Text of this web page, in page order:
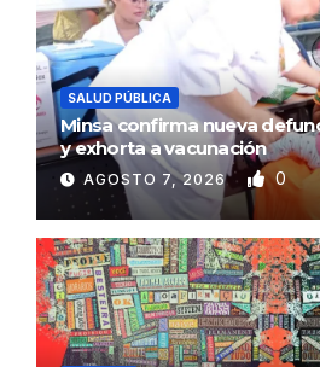
SALUD PÚBLICA
Minsa confirma nueva
y exhorta a vacunación
AGOSTO 7, 2026 0